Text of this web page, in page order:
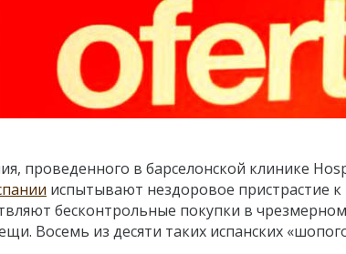
проведенного в барселонской клинике
испытывают нездоровое пристрастие
бесконтрольные покупки в
Восемь из десяти таких испанских